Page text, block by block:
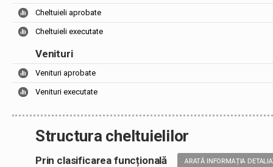
Cheltuieli aprobate
Cheltuieli executate
Venituri
Venituri aprobate
Venituri executate
Structura cheltuielilor
Prin clasificarea funcțională ARATĂ INFORMAȚIA